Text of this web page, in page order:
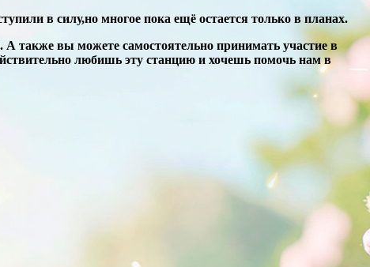
в силу,но многое пока ещё остается только в планах.
также вы можете самостоятельно принимать участие в
любишь эту станцию и хочешь помочь нам в